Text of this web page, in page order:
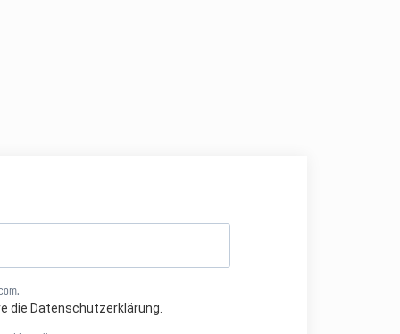
die Datenschutzerklärung.